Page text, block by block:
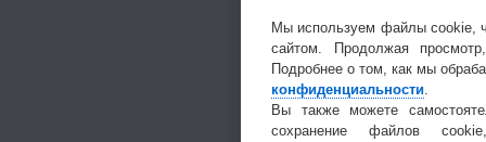
Мы используем файлы cookie,
сайтом. Продолжая
Подробнее о том, как мы
конфиденциальности.
Вы также можете
сохранение файлов